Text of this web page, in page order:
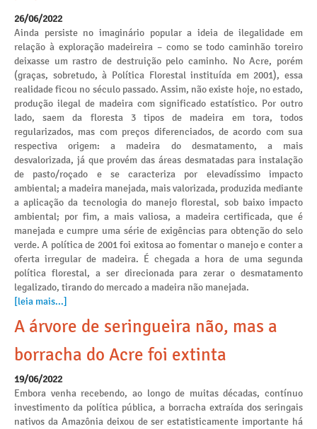
26/06/2022
Ainda persiste no imaginário popular a ideia de ilegalidade em
relação à exploração madeireira – como se todo caminhão toreiro
deixasse um rastro de destruição pelo caminho. No Acre, porém
(graças, sobretudo, à Política Florestal instituída em 2001), essa
realidade ficou no século passado. Assim, não existe hoje, no estado,
produção ilegal de madeira com significado estatístico. Por outro
lado, saem da floresta 3 tipos de madeira em tora, todos
regularizados, mas com preços diferenciados, de acordo com sua
respectiva origem: a madeira do desmatamento, a mais
desvalorizada, já que provém das áreas desmatadas para instalação
de pasto/roçado e se caracteriza por elevadíssimo impacto
ambiental; a madeira manejada, mais valorizada, produzida mediante
a aplicação da tecnologia do manejo florestal, sob baixo impacto
ambiental; por fim, a mais valiosa, a madeira certificada, que é
manejada e cumpre uma série de exigências para obtenção do selo
verde. A política de 2001 foi exitosa ao fomentar o manejo e conter a
oferta irregular de madeira. É chegada a hora de uma segunda
política florestal, a ser direcionada para zerar o desmatamento
legalizado, tirando do mercado a madeira não manejada.
[leia mais...]
A árvore de seringueira não, mas a
borracha do Acre foi extinta
19/06/2022
Embora venha recebendo, ao longo de muitas décadas, contínuo
investimento da política pública, a borracha extraída dos seringais
nativos da Amazônia deixou de ser estatisticamente importante há